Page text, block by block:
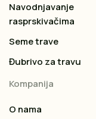
Navodnjavanje
rasprskivačima
Seme trave
Đubrivo za travu
Kompanija
O nama